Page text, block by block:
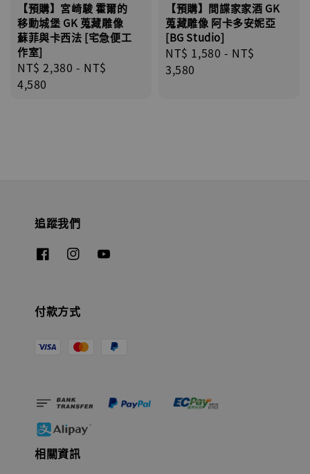
【預購】宮崎駿 霍爾的
移動城堡 GK 蒐藏雕像
蘇菲與卡西法 [宅急便工
作室]
Regular
price
NT$ 2,380 - NT$
4,580
【預購】間諜家家酒 GK
蒐藏雕像 阿卡多安妮亞
[BG Studio]
Regular
price
NT$ 1,580 - NT$
3,580
追蹤我們
付款方式
相關資訊